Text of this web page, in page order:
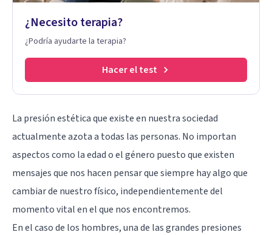
¿Necesito terapia?
¿Podría ayudarte la terapia?
Hacer el test
La presión estética que existe en nuestra sociedad
actualmente azota a todas las personas. No importan
aspectos como la edad o el género puesto que existen
mensajes que nos hacen pensar que siempre hay algo que
cambiar de nuestro físico, independientemente del
momento vital en el que nos encontremos.
En el caso de los hombres, una de las grandes presiones